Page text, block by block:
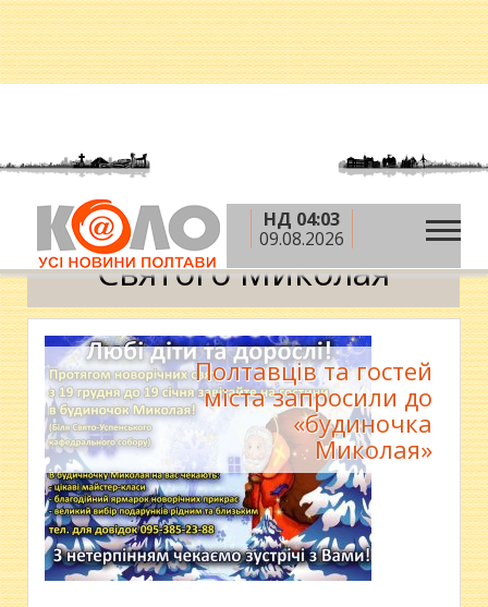
НД 04:03
09.08.2026
Головна » Святого Миколая
Святого Миколая
Полтавців та гостей
міста запросили до
«будиночка
Миколая»